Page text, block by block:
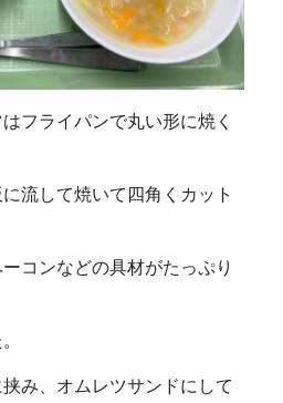
フライパンで丸い形に焼く
流して焼いて四角くカット
コンなどの具材がたっぷり
み、オムレツサンドにして